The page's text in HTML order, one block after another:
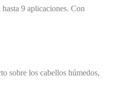
9 aplicaciones. Con
sobre los cabellos húmedos,